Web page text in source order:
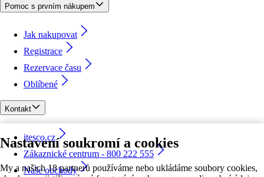
Nastavení soukromí a cookies
My a našich 18 partnerů používáme nebo ukládáme soubory cookies,
Pomoc s prvním nákupem
Jak nakupovat
Registrace
Rezervace času
Oblíbené
Kontakt
itesco.cz
Zákaznické centrum - 800 222 555
Naše obchody